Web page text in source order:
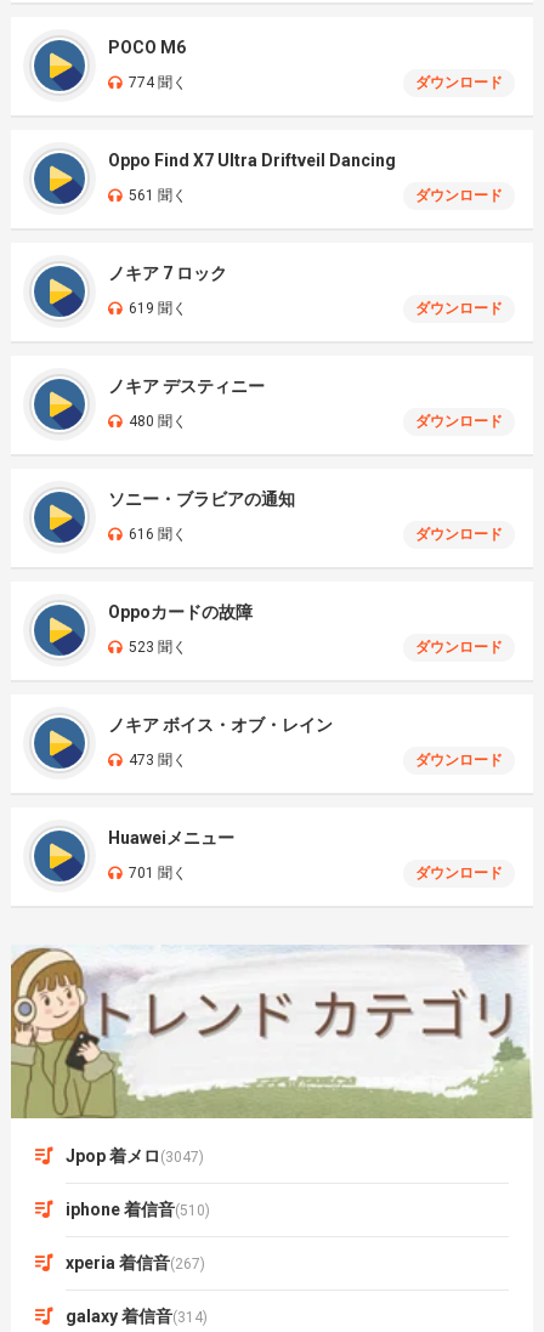
POCO M6
774 聞く ダウンロード
Oppo Find X7 Ultra Driftveil Dancing
561 聞く ダウンロード
ノキア 7 ロック
619 聞く ダウンロード
ノキア デスティニー
480 聞く ダウンロード
ソニー・ブラビアの通知
616 聞く ダウンロード
Oppoカードの故障
523 聞く ダウンロード
ノキア ボイス・オブ・レイン
473 聞く ダウンロード
Huaweiメニュー
701 聞く ダウンロード
Jpop 着メロ (3047)
iphone 着信音(510)
xperia 着信音(267)
galaxy 着信音(314)